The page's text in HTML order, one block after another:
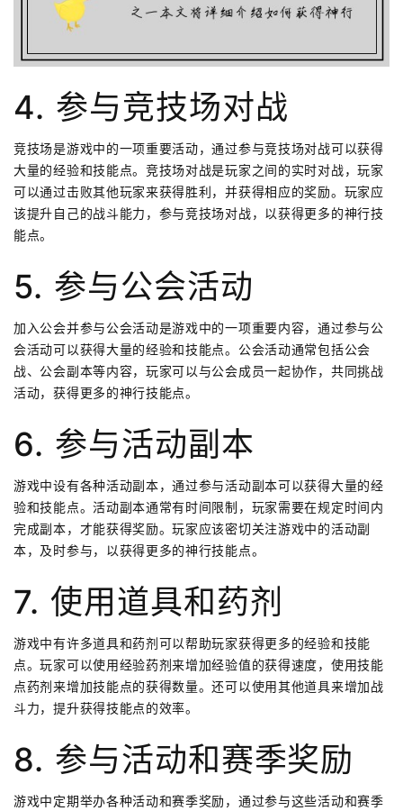
4. 参与竞技场对战
竞技场是游戏中的一项重要活动，通过参与竞技场对战可以获得
大量的经验和技能点。竞技场对战是玩家之间的实时对战，玩家
可以通过击败其他玩家来获得胜利，并获得相应的奖励。玩家应
该提升自己的战斗能力，参与竞技场对战，以获得更多的神行技
能点。
5. 参与公会活动
加入公会并参与公会活动是游戏中的一项重要内容，通过参与公
会活动可以获得大量的经验和技能点。公会活动通常包括公会
战、公会副本等内容，玩家可以与公会成员一起协作，共同挑战
活动，获得更多的神行技能点。
6. 参与活动副本
游戏中设有各种活动副本，通过参与活动副本可以获得大量的经
验和技能点。活动副本通常有时间限制，玩家需要在规定时间内
完成副本，才能获得奖励。玩家应该密切关注游戏中的活动副
本，及时参与，以获得更多的神行技能点。
7. 使用道具和药剂
游戏中有许多道具和药剂可以帮助玩家获得更多的经验和技能
点。玩家可以使用经验药剂来增加经验值的获得速度，使用技能
点药剂来增加技能点的获得数量。还可以使用其他道具来增加战
斗力，提升获得技能点的效率。
8. 参与活动和赛季奖励
游戏中定期举办各种活动和赛季奖励，通过参与这些活动和赛季